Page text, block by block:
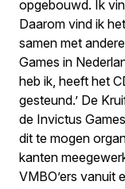
opgebouwd. Ik
Daarom vind ik
samen met
Games in
heb ik, heeft het
gesteund.’ De
de Invictus
dit te mogen
kanten
VMBO’ers vanuit